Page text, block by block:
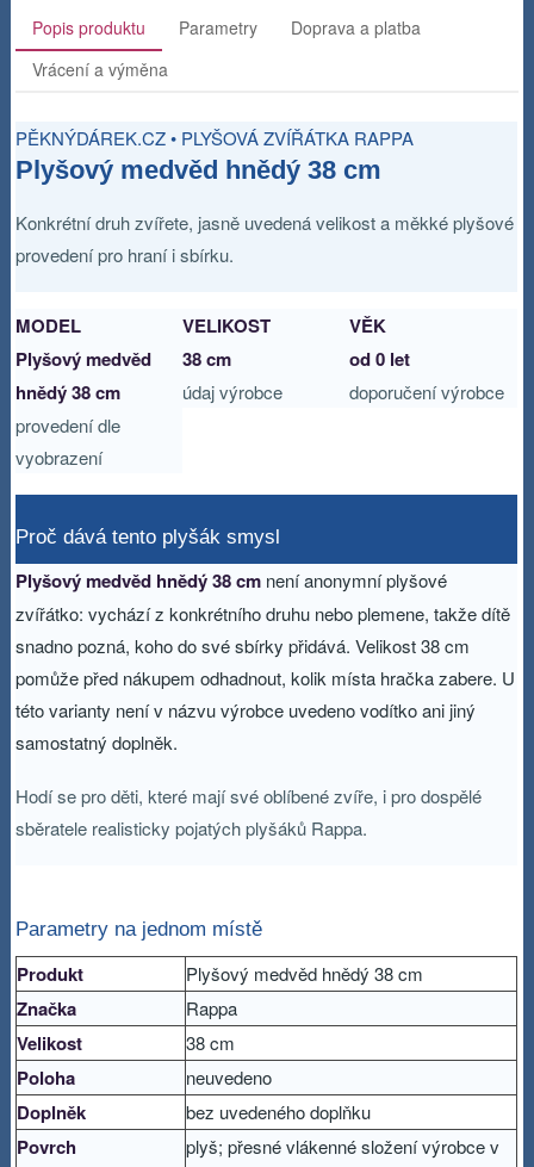
Popis produktu Parametry
Doprava a platba
Vrácení a výměna
PĚKNÝDÁREK.CZ • PLYŠOVÁ ZVÍŘÁTKA RAPPA
Plyšový medvěd hnědý 38 cm
Konkrétní druh zvířete, jasně uvedená velikost a měkké plyšové
provedení pro hraní i sbírku.
MODEL
Plyšový medvěd
hnědý 38 cm
provedení dle
vyobrazení
VELIKOST
38 cm
údaj výrobce
VĚK
od 0 let
doporučení výrobce
Proč dává tento plyšák smysl
Plyšový medvěd hnědý 38 cm není anonymní plyšové
zvířátko: vychází z konkrétního druhu nebo plemene, takže dítě
snadno pozná, koho do své sbírky přidává. Velikost 38 cm
pomůže před nákupem odhadnout, kolik místa hračka zabere. U
této varianty není v názvu výrobce uvedeno vodítko ani jiný
samostatný doplněk.
Hodí se pro děti, které mají své oblíbené zvíře, i pro dospělé
sběratele realisticky pojatých plyšáků Rappa.
Parametry na jednom místě
Produkt Plyšový medvěd hnědý 38 cm
Značka Rappa
Velikost 38 cm
Poloha neuvedeno
Doplněk bez uvedeného doplňku
Povrch
plyš; přesné vlákenné složení výrobce v